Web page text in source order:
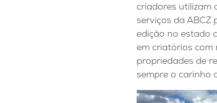
criadores utilizam
serviços da ABCZ
edição no estado
em criatórios com
propriedades de
sempre o carinho